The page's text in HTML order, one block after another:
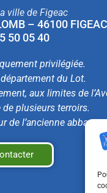
ville de Figeac
– 46100 FIGEAC
50 05 40
privilégiée.
du Lot.
aux limites de
de plusieurs terroirs.
de l’ancienne abbaye